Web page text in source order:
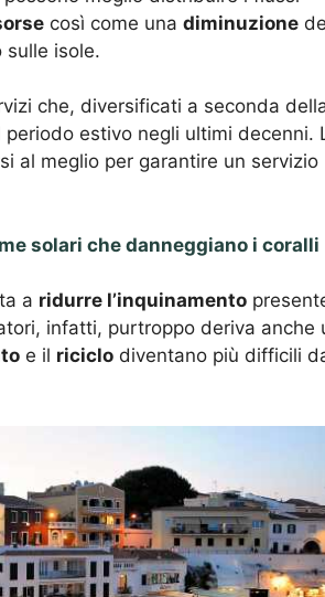
così come una diminuzione
sulle isole.
che, diversificati a seconda
periodo estivo negli ultimi decenni.
al meglio per garantire un servizio
solari che danneggiano i coralli
a ridurre l’inquinamento
infatti, purtroppo deriva anche
e il riciclo diventano più difficili